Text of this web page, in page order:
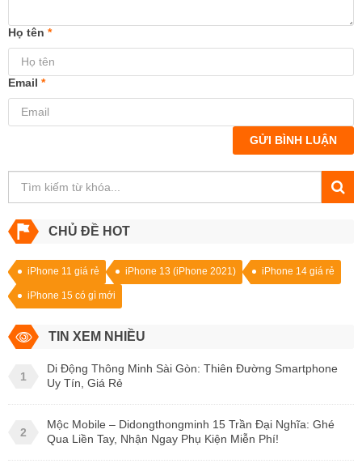
Họ tên *
Email *
GỬI BÌNH LUẬN
CHỦ ĐỀ HOT
iPhone 11 giá rẻ iPhone 13 (iPhone 2021) iPhone 14 giá rẻ
iPhone 15 có gì mới
TIN XEM NHIỀU
1
Di Động Thông Minh Sài Gòn: Thiên Đường Smartphone
Uy Tín, Giá Rẻ
2
Mộc Mobile – Didongthongminh 15 Trần Đại Nghĩa: Ghé
Qua Liền Tay, Nhận Ngay Phụ Kiện Miễn Phí!